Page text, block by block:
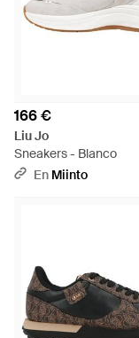
166 €
Liu Jo
Sneakers - Blanco
En Miinto